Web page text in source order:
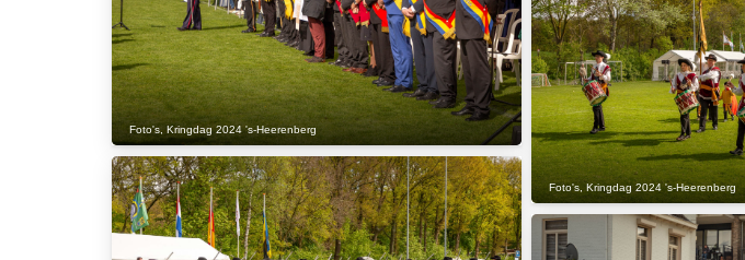
Foto's Kringdag 2024 's-Heerenberg
Foto's ,Kringdag 2024 's-Heerenberg